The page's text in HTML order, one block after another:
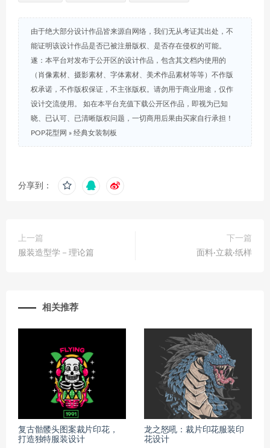
由于绝大部分设计作品皆来源自网络，我们无从考证其出处，不
能证明该设计作品是否已被注册版权、是否存在侵权的可能。
遂：本平台对发布于公开区的设计作品，包含其文档内使用的
（肖像素材、摄影素材、字体素材、美术作品素材等等）不作版
权承诺，不作版权保证，不主张版权。请勿用于商业用途，仅作
设计交流使用。 如在本平台充值下载公开区作品，即视为已知
晓、已认可、已清晰版权问题，一切商用后果由买家自行承担！
POP花型网 » 经典女装制板
分享到：
上一篇
服装造型学－理论篇
下一篇
面料·立裁·纸样
相关推荐
复古骷髅头图案裁片印花，
打造独特服装设计
龙之怒吼：裁片印花服装印
花设计